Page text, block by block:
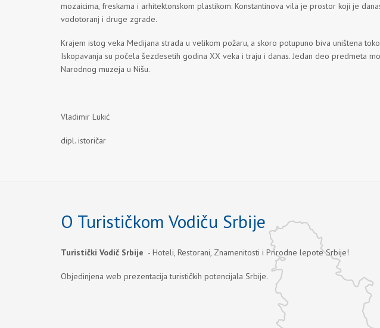
mozaicima, freskama i arhitektonskom plastikom. Konstantinova vila je prostor koji je
vodotoranj i druge zgrade.
Krajem istog veka Medijana strada u velikom požaru, a skoro potupuno biva uništena
Iskopavanja su počela šezdesetih godina XX veka i traju i danas. Jedan deo predmeta
Narodnog muzeja u Nišu.
Vladimir Lukić
dipl. istoričar
O Turističkom Vodiču Srbije
Turistički Vodič Srbije - Hoteli, Restorani, Znamenitosti i Prirodne lepote Srbije!
Objedinjena web prezentacija turističkih potencijala Srbije.